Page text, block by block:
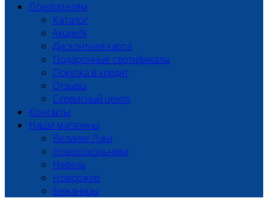
Покупателям
Каталог
Акции%
Дисконтная карта
Подарочные сертификаты
Покупка в кредит
Отзывы
Сервисный центр
Контакты
Наши магазины
Великие Луки
Новосокольники
Невель
Новоржев
Бежаницы